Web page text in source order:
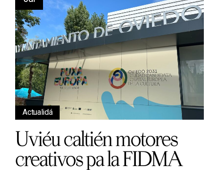
Actualidá
Uviéu caltién motores
creativos pa la FIDMA